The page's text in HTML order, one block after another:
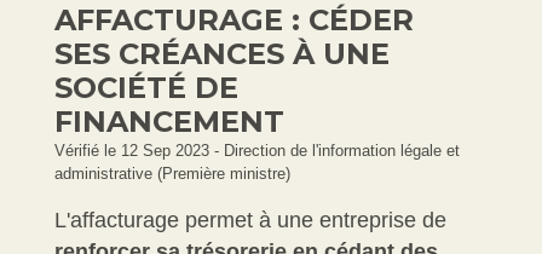
AFFACTURAGE : CÉDER
SES CRÉANCES À UNE
SOCIÉTÉ DE
FINANCEMENT
Vérifié le 12 Sep 2023 - Direction de l'information légale et
administrative (Première ministre)
L'affacturage permet à une entreprise de